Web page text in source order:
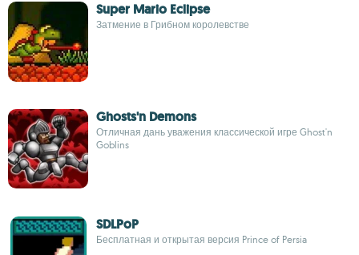
Super Mario Eclipse
Затмение в Грибном королевстве
Ghosts'n Demons
Отличная дань уважения классической игре Ghost'n
Goblins
SDLPoP
Бесплатная и открытая версия Prince of Persia